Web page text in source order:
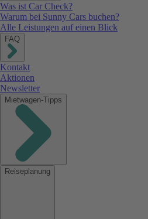
Was ist Car Check?
Warum bei Sunny Cars buchen?
Alle Leistungen auf einen Blick
FAQ
Kontakt
Aktionen
Newsletter
Mietwagen-Tipps
Reiseplanung